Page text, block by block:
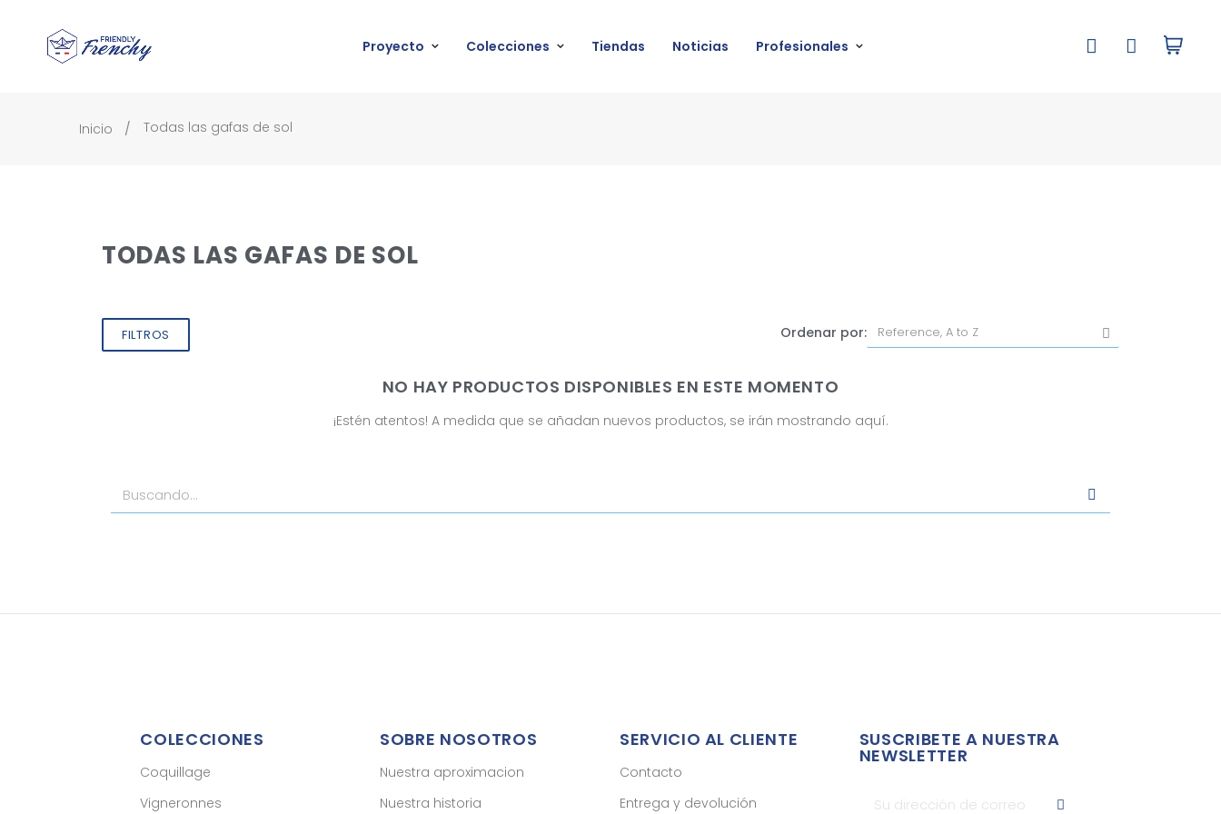
Proyecto Colecciones Tiendas Noticias Profesionales
Inicio Todas las gafas de sol
TODAS LAS GAFAS DE SOL
FILTROS Ordenar por:
NO HAY PRODUCTOS DISPONIBLES EN ESTE MOMENTO
¡Estén atentos! A medida que se añadan nuevos productos, se irán mostrando aquí.
COLECCIONES
Coquillage
Vigneronnes
SOBRE NOSOTROS
Nuestra aproximacion
Nuestra historia
SERVICIO AL CLIENTE
Contacto
Entrega y devolución
SUSCRIBETE A NUESTRA
NEWSLETTER